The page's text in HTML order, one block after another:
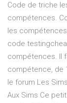
Code de triche
compétences.
les
code
compétences. Il
compétence, de
le forum Les
Aux Sims Ce